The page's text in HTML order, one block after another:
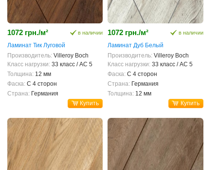
1072 грн./м² в наличии
Ламинат Тик Луговой
Производитель: Villeroy Boch
Класс нагрузки: 33 класс / AC 5
Толщина: 12 мм
Фаска: С 4 сторон
Страна: Германия
Купить
1072 грн./м² в наличии
Ламинат Дуб Белый
Производитель: Villeroy Boch
Класс нагрузки: 33 класс / AC 5
Фаска: С 4 сторон
Страна: Германия
Толщина: 12 мм
Купить